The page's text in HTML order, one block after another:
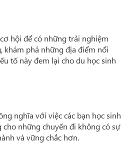
hội để có những trải nghiệm
khám phá những địa điểm nổi
tố này đem lại cho du học sinh
nghĩa với việc các bạn học sinh
cho những chuyến đi không có sự
và vững chắc hơn.